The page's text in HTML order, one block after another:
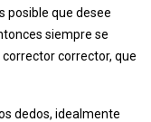
posible que desee
siempre se
corrector, que
dedos, idealmente